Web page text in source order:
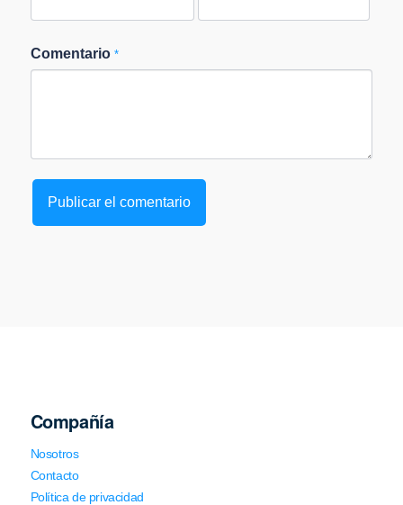
Comentario *
Compañía
Nosotros
Contacto
Política de privacidad